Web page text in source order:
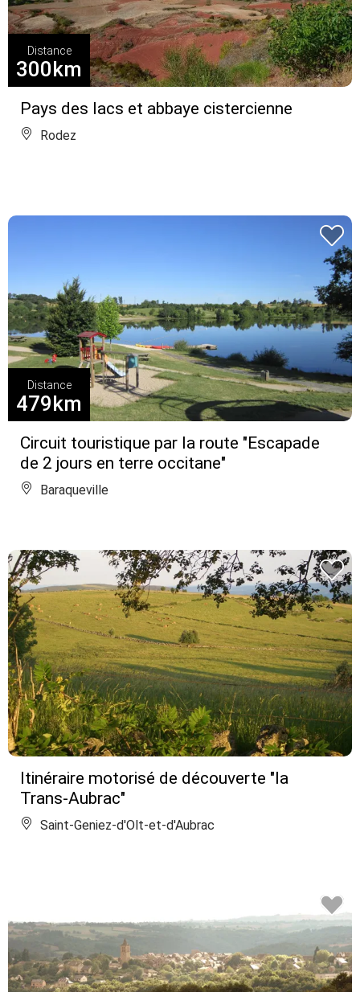
Pays des lacs et abbaye cistercienne
Distance
300km
Rodez
Circuit touristique par la route "Escapade
de 2 jours en terre occitane"
Distance
479km
Baraqueville
Itinéraire motorisé de découverte "la
Trans-Aubrac"
Saint-Geniez-d'Olt-et-d'Aubrac